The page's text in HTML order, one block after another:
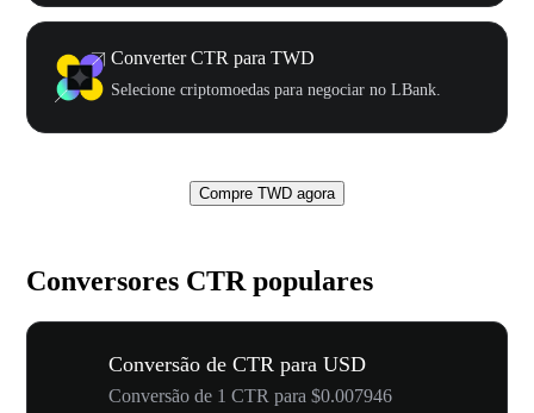
Converter CTR para TWD
Selecione criptomoedas para negociar no LBank.
Compre TWD agora
Conversores CTR populares
Conversão de CTR para USD
Conversão de 1 CTR para $0.007946